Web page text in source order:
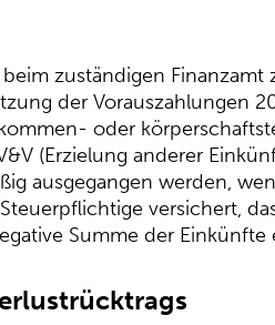
zuständigen Finanzamt
der Vorauszahlungen
oder
(Erzielung anderer
ausgegangen werden,
versichert,
Summe der Einkünfte